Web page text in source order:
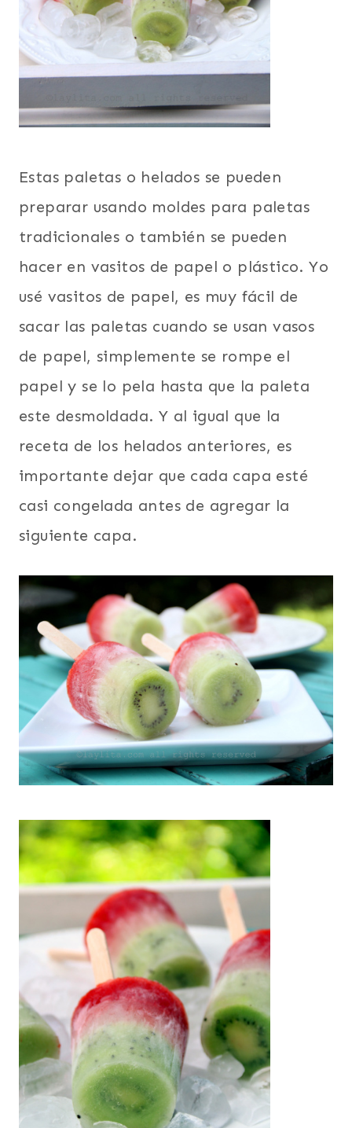
Estas paletas o helados se pueden
preparar usando moldes para paletas
tradicionales o también se pueden
hacer en vasitos de papel o plástico. Yo
usé vasitos de papel, es muy fácil de
sacar las paletas cuando se usan vasos
de papel, simplemente se rompe el
papel y se lo pela hasta que la paleta
este desmoldada. Y al igual que la
receta de los helados anteriores, es
importante dejar que cada capa esté
casi congelada antes de agregar la
siguiente capa.